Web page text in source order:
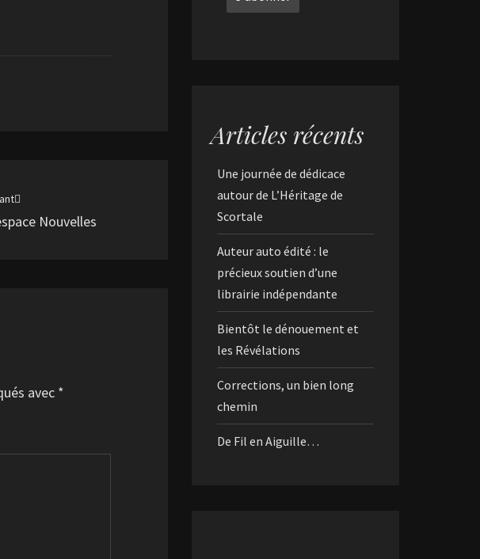
Nouvelles
avec *
Articles récents
Une journée de dédicace
autour de L’Héritage de
Scortale
Auteur auto édité : le
précieux soutien d’une
librairie indépendante
Bientôt le dénouement et
les Révélations
Corrections, un bien long
chemin
De Fil en Aiguille…